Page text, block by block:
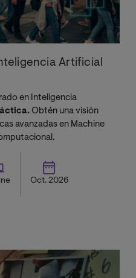
Artificial
en Inteligencia
Obtén una visión
avanzadas en Machine
Oct. 2026